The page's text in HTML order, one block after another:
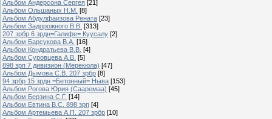
Альбом Андерсона Сергея [21]
Альбом Ольшаных Н.М. [8]
Альбом Абдулфаизова Рената [23]
Альбом Задорожного В.В. [313]
207 зрбр 6 зрдн=Галифе= Куусалу [2]
Альбом Барсукова В.А. [16]
Альбом Кондратьева В.В. [4]
Альбом Суровцева А.В. [5]
898 зрп 7 дивизион (Мерекюла) [47]
Альбом Дымова С.В. 207 зрбр [8]
94 зрбр 15 зрдн =Бетонный= Ныва [153]
Альбом Рогова Юрия (Сааремаа) [45]
Альбом Берзина С.Г. [14]
Альбом Евтина В.С. 898 зрп [4]
Альбом Артемьева А.П. 207 зрбр [10]